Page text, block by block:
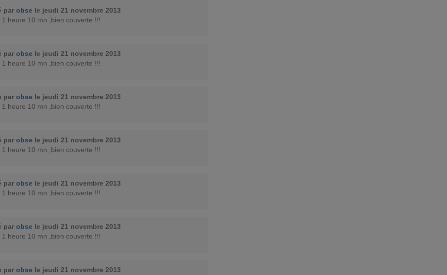
par obse le jeudi 21 novembre 2013
1 heure 10 mn ,bien couverte !!!
par obse le jeudi 21 novembre 2013
1 heure 10 mn ,bien couverte !!!
par obse le jeudi 21 novembre 2013
1 heure 10 mn ,bien couverte !!!
par obse le jeudi 21 novembre 2013
1 heure 10 mn ,bien couverte !!!
par obse le jeudi 21 novembre 2013
1 heure 10 mn ,bien couverte !!!
par obse le jeudi 21 novembre 2013
1 heure 10 mn ,bien couverte !!!
par obse le jeudi 21 novembre 2013